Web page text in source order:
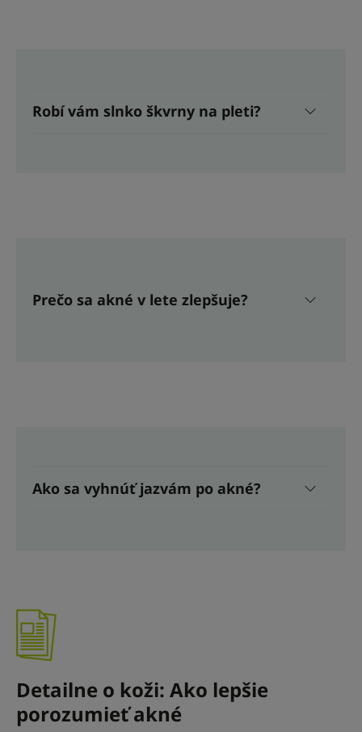
Robí vám slnko škvrny na pleti?
Prečo sa akné v lete zlepšuje?
Ako sa vyhnúť jazvám po akné?
Detailne o koži: Ako lepšie
porozumieť akné